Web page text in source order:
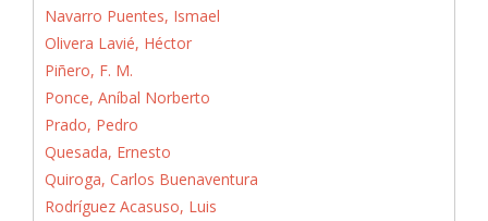
Navarro Puentes, Ismael
Olivera Lavié, Héctor
Piñero, F. M.
Ponce, Aníbal Norberto
Prado, Pedro
Quesada, Ernesto
Quiroga, Carlos Buenaventura
Rodríguez Acasuso, Luis